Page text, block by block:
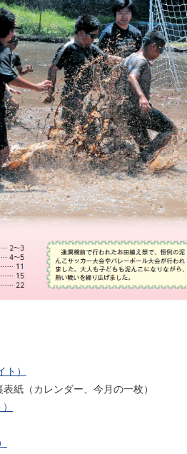
）
紙（カレンダー、今月の一枚）